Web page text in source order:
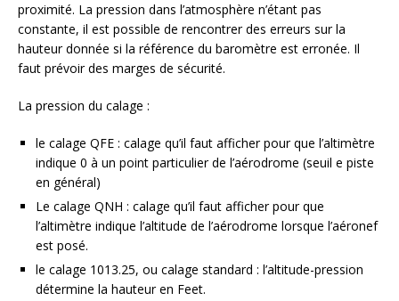
proximité. La pression dans l’atmosphère n’étant pas
constante, il est possible de rencontrer des erreurs sur la
hauteur donnée si la référence du baromètre est erronée. Il
faut prévoir des marges de sécurité.
La pression du calage :
le calage QFE : calage qu’il faut afficher pour que l’altimètre
indique 0 à un point particulier de l’aérodrome (seuil e piste
en général)
Le calage QNH : calage qu’il faut afficher pour que
l’altimètre indique l’altitude de l’aérodrome lorsque l’aéronef
est posé.
le calage 1013.25, ou calage standard : l’altitude-pression
détermine la hauteur en Feet.